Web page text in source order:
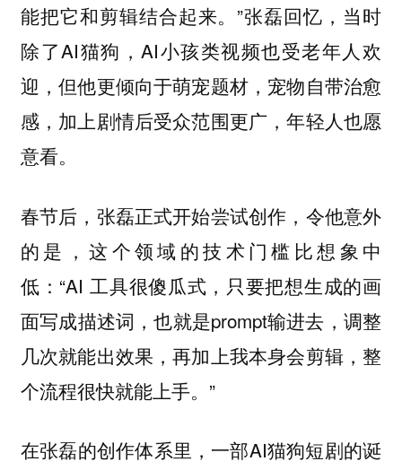
能把它和剪辑结合起来。”张磊回忆，当时
除了AI猫狗，AI小孩类视频也受老年人欢
迎，但他更倾向于萌宠题材，宠物自带治愈
感，加上剧情后受众范围更广，年轻人也愿
意看。
春节后，张磊正式开始尝试创作，令他意外
的是，这个领域的技术门槛比想象中
低：“AI 工具很傻瓜式，只要把想生成的画
面写成描述词，也就是prompt输进去，调整
几次就能出效果，再加上我本身会剪辑，整
个流程很快就能上手。”
在张磊的创作体系里，一部AI猫狗短剧的诞